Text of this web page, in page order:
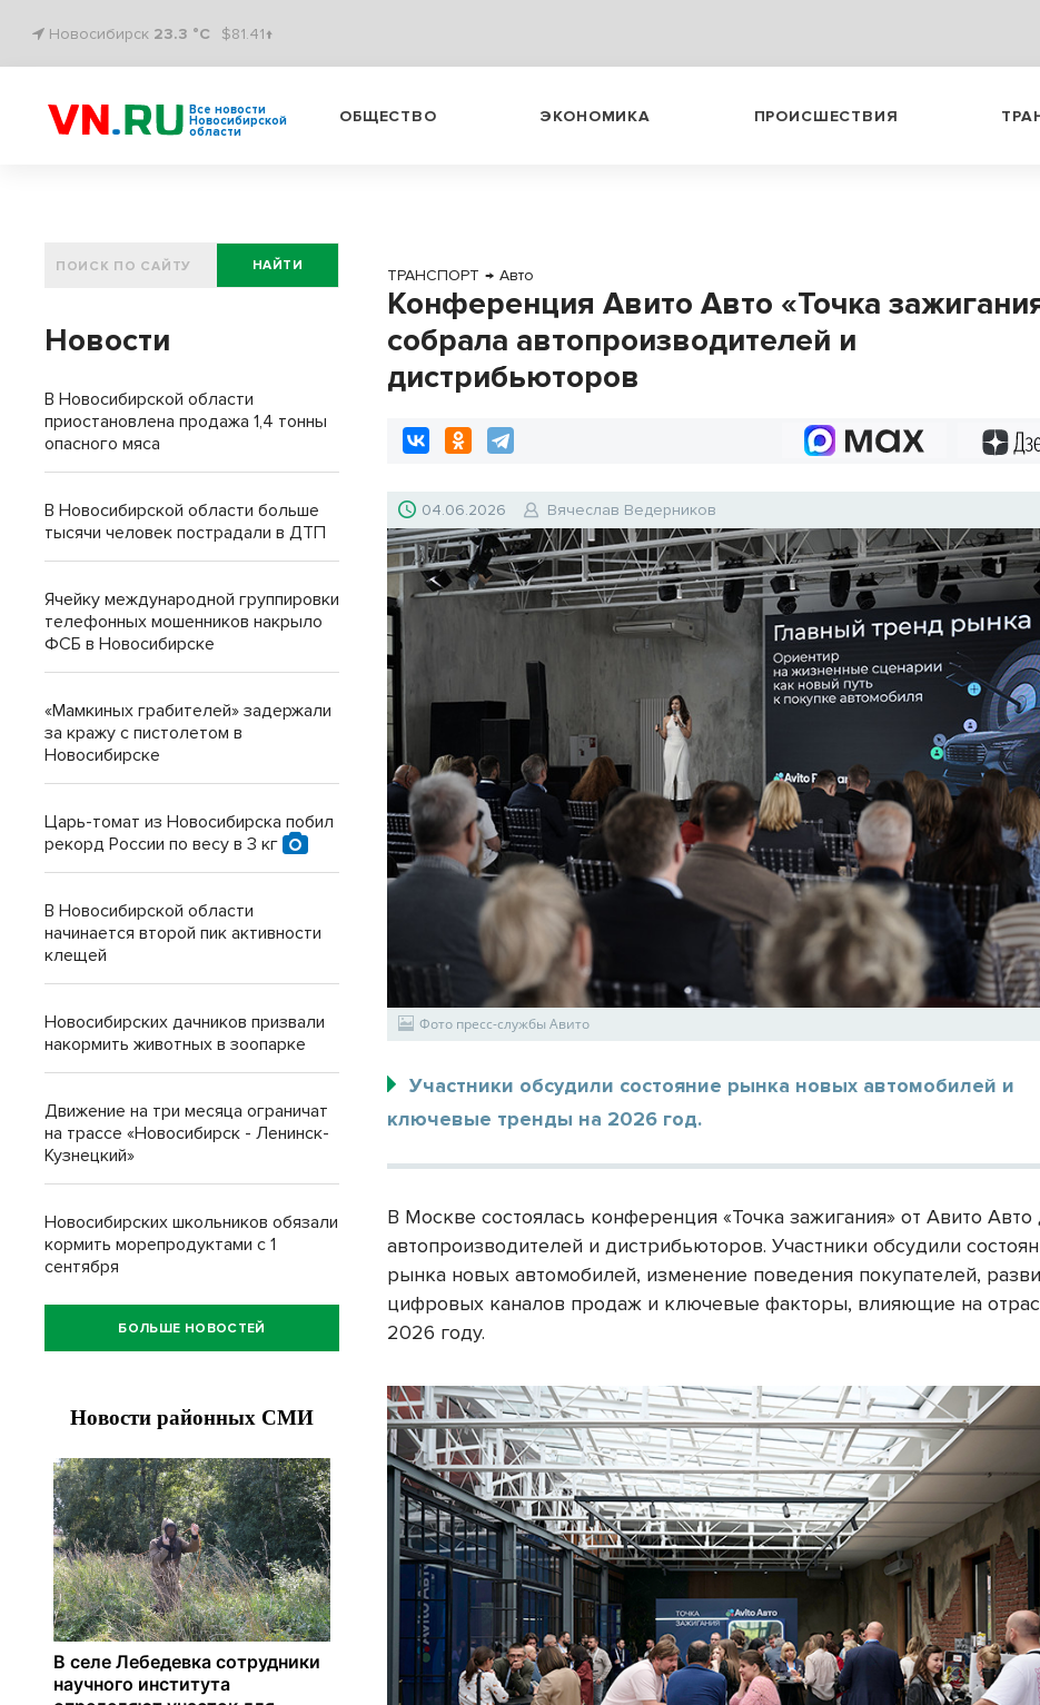
Новосибирск 23.3 °C $81.41↑
Все новости
Новосибирской
области
ОБЩЕСТВО ЭКОНОМИКА ПРОИСШЕСТВИЯ
ТРАНСПОРТ → Авто
Конференция Авито Авто «Точка
собрала автопроизводителей и
дистрибьюторов
04.06.2026 Вячеслав Ведерников
Фото пресс-службы Авито
Участники обсудили состояние рынка новых автомобилей и
ключевые тренды на 2026 год.
В Москве состоялась конференция «Точка зажигания» от Авито Авто
автопроизводителей и дистрибьюторов. Участники обсудили
рынка новых автомобилей, изменение поведения покупателей,
цифровых каналов продаж и ключевые факторы, влияющие на
2026 году.
НАЙТИ
Новости
В Новосибирской области
приостановлена продажа 1,4 тонны
опасного мяса
В Новосибирской области больше
тысячи человек пострадали в ДТП
Ячейку международной группировки
телефонных мошенников накрыло
ФСБ в Новосибирске
«Мамкиных грабителей» задержали
за кражу с пистолетом в
Новосибирске
Царь-томат из Новосибирска побил
рекорд России по весу в 3 кг
В Новосибирской области
начинается второй пик активности
клещей
Новосибирских дачников призвали
накормить животных в зоопарке
Движение на три месяца ограничат
на трассе «Новосибирск - Ленинск-
Кузнецкий»
Новосибирских школьников обязали
кормить морепродуктами с 1
сентября
БОЛЬШЕ НОВОСТЕЙ